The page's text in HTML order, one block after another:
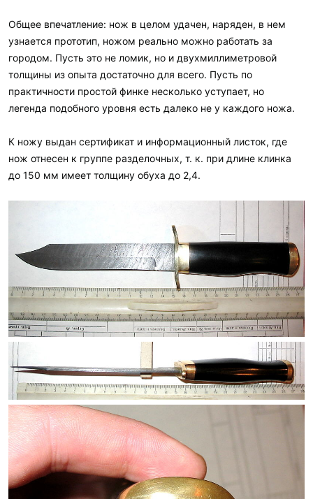
Общее впечатление: нож в целом удачен, наряден, в нем
узнается прототип, ножом реально можно работать за
городом. Пусть это не ломик, но и двухмиллиметровой
толщины из опыта достаточно для всего. Пусть по
практичности простой финке несколько уступает, но
легенда подобного уровня есть далеко не у каждого ножа.
К ножу выдан сертификат и информационный листок, где
нож отнесен к группе разделочных, т. к. при длине клинка
до 150 мм имеет толщину обуха до 2,4.